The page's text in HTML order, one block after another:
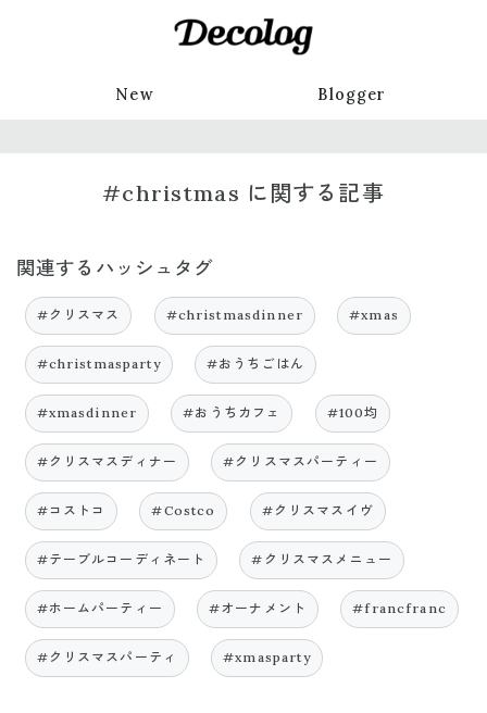
New Blogger
#christmas に関する記事
関連するハッシュタグ
#クリスマス #christmasdinner #xmas
#christmasparty #おうちごはん
#xmasdinner #おうちカフェ #100均
#クリスマスディナー #クリスマスパーティー
#コストコ #Costco #クリスマスイヴ
#テーブルコーディネート #クリスマスメニュー
#ホームパーティー #オーナメント #francfranc
#クリスマスパーティ #xmasparty